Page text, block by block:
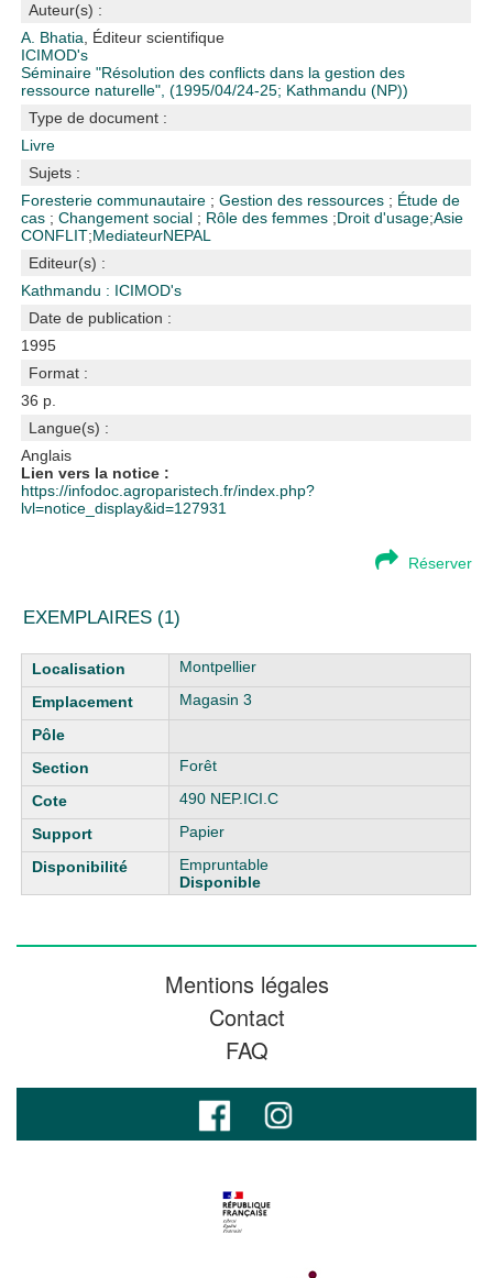
Auteur(s) :
A. Bhatia , Éditeur scientifique
ICIMOD's
Séminaire "Résolution des conflicts dans la gestion des
ressource naturelle", (1995/04/24-25; Kathmandu (NP))
Type de document :
Livre
Sujets :
Foresterie communautaire ;Gestion des ressources ; Étude de
cas ;Changement social ; Rôle des femmes ;Droit d'usage;Asie
CONFLIT;MediateurNEPAL
Editeur(s) :
Kathmandu : ICIMOD's
Date de publication :
1995
Format :
36 p.
Langue(s) :
Anglais
Lien vers la notice :
https://infodoc.agroparistech.fr/index.php?
lvl=notice_display&id=127931
Réserver
EXEMPLAIRES (1)
Liste des exemplaires
Montpellier
Magasin 3
Forêt
490 NEP.ICI.C
Papier
Empruntable
Disponible
Mentions légales
Contact
FAQ